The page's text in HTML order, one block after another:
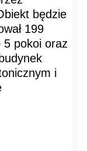
będzie
199
5 pokoi oraz
i